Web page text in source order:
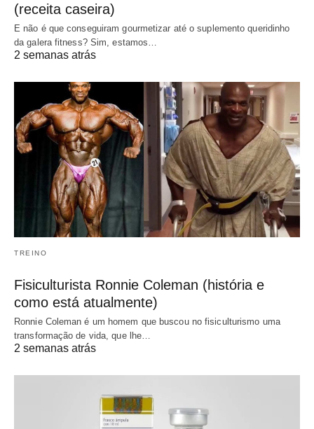
(receita caseira)
E não é que conseguiram gourmetizar até o suplemento queridinho
da galera fitness? Sim, estamos…
2 semanas atrás
TREINO
Fisiculturista Ronnie Coleman (história e
como está atualmente)
Ronnie Coleman é um homem que buscou no fisiculturismo uma
transformação de vida, que lhe…
2 semanas atrás